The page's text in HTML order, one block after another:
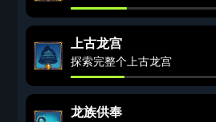
上古龙宫
探索完整个上古龙宫
龙族供奉